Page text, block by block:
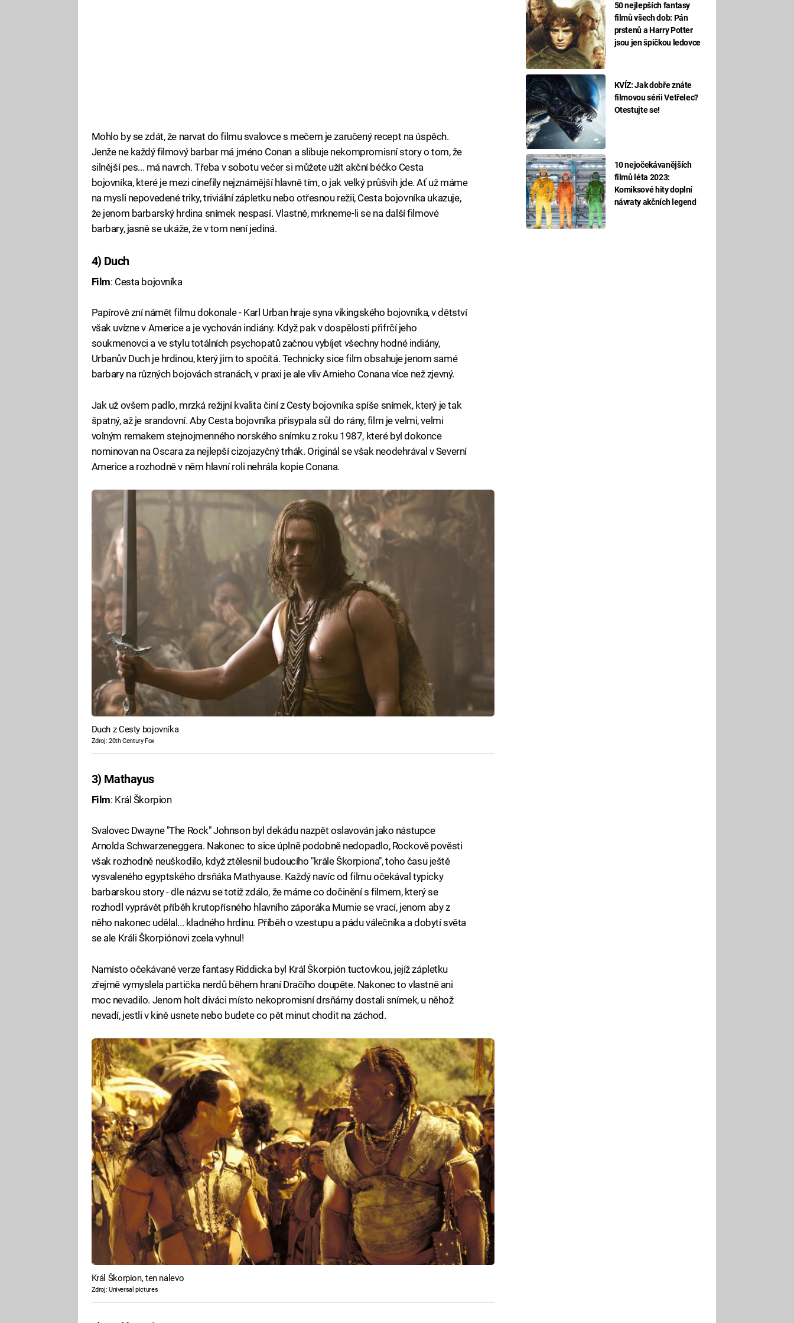
50 nejlepších fantasy
filmů všech dob: Pán
prstenů a Harry Potter
jsou jen špičkou ledovce
KVÍZ: Jak dobře znáte
filmovou sérii Vetřelec?
Otestujte se!
10 nejočekávanějších
filmů léta 2023:
Komiksové hity doplní
návraty akčních legend
Mohlo by se zdát, že narvat do filmu svalovce s mečem je zaručený recept na úspěch.
Jenže ne každý filmový barbar má jméno Conan a slibuje nekompromisní story o tom, že
silnější pes... má navrch. Třeba v sobotu večer si můžete užít akční béčko Cesta
bojovníka, které je mezi cinefily nejznámější hlavně tím, o jak velký průšvih jde. Ať už máme
na mysli nepovedené triky, triviální zápletku nebo otřesnou režii, Cesta bojovníka ukazuje,
že jenom barbarský hrdina snímek nespasí. Vlastně, mrkneme-li se na další filmové
barbary, jasně se ukáže, že v tom není jediná.
4) Duch
Film: Cesta bojovníka
Papírově zní námět filmu dokonale - Karl Urban hraje syna vikingského bojovníka, v dětství
však uvízne v Americe a je vychován indiány. Když pak v dospělosti přifrčí jeho
soukmenovci a ve stylu totálních psychopatů začnou vybíjet všechny hodné indiány,
Urbanův Duch je hrdinou, který jim to spočítá. Technicky sice film obsahuje jenom samé
barbary na různých bojovách stranách, v praxi je ale vliv Arnieho Conana více než zjevný.
Jak už ovšem padlo, mrzká režijní kvalita činí z Cesty bojovníka spíše snímek, který je tak
špatný, až je srandovní. Aby Cesta bojovníka přisypala sůl do rány, film je velmi, velmi
volným remakem stejnojmenného norského snímku z roku 1987, které byl dokonce
nominovan na Oscara za nejlepší cizojazyčný trhák. Originál se však neodehrával v Severní
Americe a rozhodně v něm hlavní roli nehrála kopie Conana.
Duch z Cesty bojovníka
Zdroj: 20th Century Fox
3) Mathayus
Film: Král Škorpion
Svalovec Dwayne "The Rock" Johnson byl dekádu nazpět oslavován jako nástupce
Arnolda Schwarzeneggera. Nakonec to sice úplně podobně nedopadlo, Rockově pověsti
však rozhodně neuškodilo, když ztělesnil budoucího "krále Škorpiona", toho času ještě
vysvaleného egyptského drsňáka Mathyause. Každý navíc od filmu očekával typicky
barbarskou story - dle názvu se totiž zdálo, že máme co dočinění s filmem, který se
rozhodl vyprávět příběh krutopřísného hlavního záporáka Mumie se vrací, jenom aby z
něho nakonec udělal... kladného hrdinu. Příběh o vzestupu a pádu válečníka a dobytí světa
se ale Králi Škorpiónovi zcela vyhnul!
Namísto očekávané verze fantasy Riddicka byl Král Škorpión tuctovkou, jejíž zápletku
zřejmě vymyslela partička nerdů během hraní Dračího doupěte. Nakonec to vlastně ani
moc nevadilo. Jenom holt diváci místo nekopromisní drsňárny dostali snímek, u něhož
nevadí, jestli v kině usnete nebo budete co pět minut chodit na záchod.
Král Škorpion, ten nalevo
Zdroj: Universal pictures